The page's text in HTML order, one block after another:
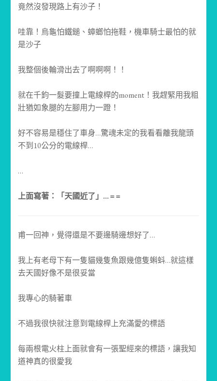
竟然沒發現路上有沙子！
哇靠！烏龜怕鐵鎚、蟑螂怕拖鞋，機車騎士最怕的就
是沙子
我整個後輪滑出去了啊啊啊！！
就在千鈞一髮要撞上電線桿的moment！我趕緊用我粗
壯猶如象腿的左腳用力一蹬！
好不容易是穩住了車身…驚魂未定的我看看離我龍頭
不到10公分的電線桿…
…
上面寫著：「天國近了」… = =
甫一回神，覺得還是不要邊騎邊想好了…
我上有老母下有一隻貓幾隻魚跟幾億隻蝌蚪…就這樣
去天國好像不是很妥當
我專心的騎著車
不過我很快就注意到電線桿上充滿愛的標語
每兩根電火柱上面就會有一張聖經來的標語，讓我知
道神真的很愛我